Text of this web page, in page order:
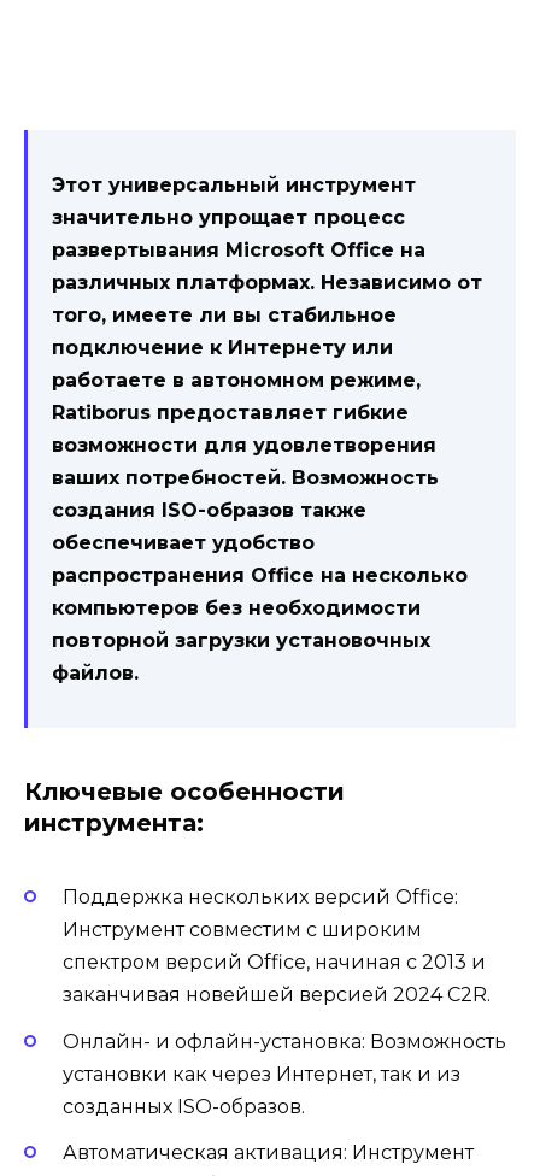
Этот универсальный инструмент
значительно упрощает процесс
развертывания Microsoft Office на
различных платформах. Независимо от
того, имеете ли вы стабильное
подключение к Интернету или
работаете в автономном режиме,
Ratiborus предоставляет гибкие
возможности для удовлетворения
ваших потребностей. Возможность
создания ISO-образов также
обеспечивает удобство
распространения Office на несколько
компьютеров без необходимости
повторной загрузки установочных
файлов.
Ключевые особенности
инструмента:
Поддержка нескольких версий Office:
Инструмент совместим с широким
спектром версий Office, начиная с 2013 и
заканчивая новейшей версией 2024 C2R.
Онлайн- и офлайн-установка: Возможность
установки как через Интернет, так и из
созданных ISO-образов.
Автоматическая активация: Инструмент